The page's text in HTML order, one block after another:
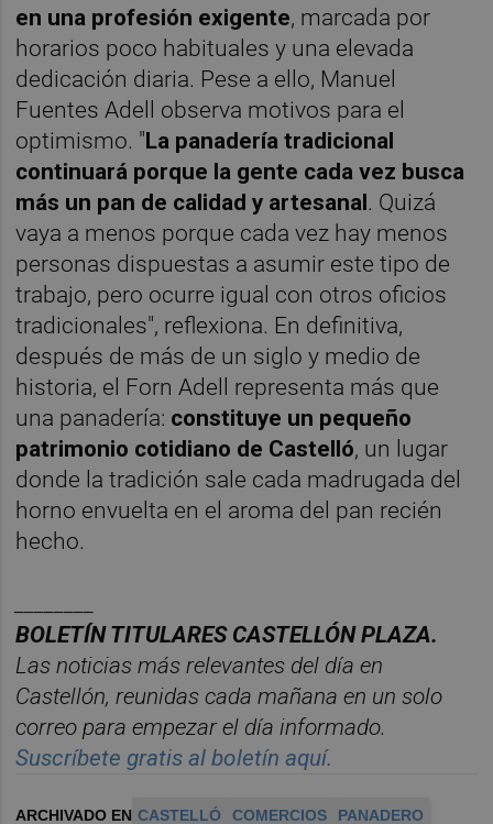
en una profesión exigente, marcada por
horarios poco habituales y una elevada
dedicación diaria. Pese a ello, Manuel
Fuentes Adell observa motivos para el
optimismo. "La panadería tradicional
continuará porque la gente cada vez busca
más un pan de calidad y artesanal. Quizá
vaya a menos porque cada vez hay menos
personas dispuestas a asumir este tipo de
trabajo, pero ocurre igual con otros oficios
tradicionales", reflexiona. En definitiva,
después de más de un siglo y medio de
historia, el Forn Adell representa más que
una panadería: constituye un pequeño
patrimonio cotidiano de Castelló, un lugar
donde la tradición sale cada madrugada del
horno envuelta en el aroma del pan recién
hecho.
BOLETÍNTITULARES CASTELLÓNPLAZA.
Las noticias más relevantes del día en
Castellón, reunidas cada mañana en un solo
correo para empezar el día informado.
Suscríbete gratis alboletín aquí.
ARCHIVADO EN CASTELLÓ COMERCIOS PANADERO